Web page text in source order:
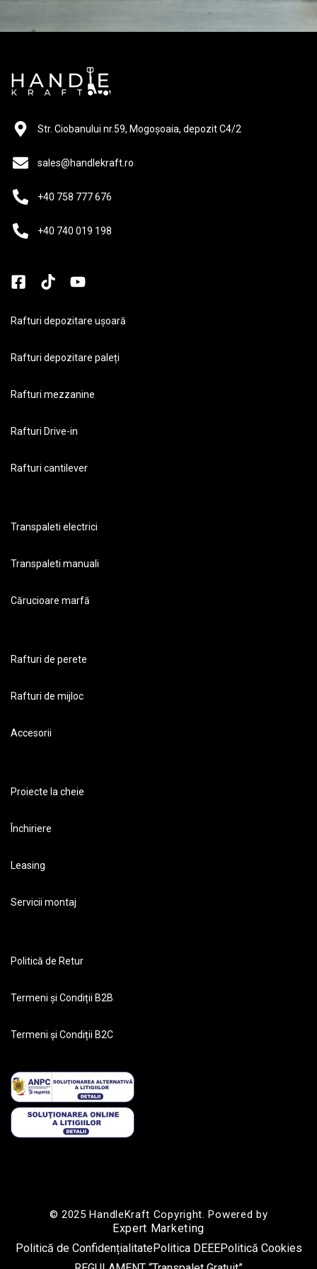
Str. Ciobanului nr.59, Mogoșoaia, depozit C4/2
sales@handlekraft.ro
+40 758 777 676
+40 740 019 198
Rafturi depozitare ușoară
Rafturi depozitare paleți
Rafturi mezzanine
Rafturi Drive-in
Rafturi cantilever
Transpaleti electrici
Transpaleti manuali
Cărucioare marfă
Rafturi de perete
Rafturi de mijloc
Accesorii
Proiecte la cheie
Închiriere
Leasing
Servicii montaj
Politică de Retur
Termeni și Condiții B2B
Termeni și Condiții B2C
© 2025 HandleKraft Copyright. Powered by
Expert Marketing
Politică de ConfidențialitatePolitica DEEEPolitică Cookies